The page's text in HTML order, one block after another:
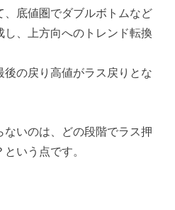
底値圏でダブルボトムなど
、上方向へのトレンド転換
の戻り高値がラス戻りとな
ないのは、どの段階でラス押
いう点です。